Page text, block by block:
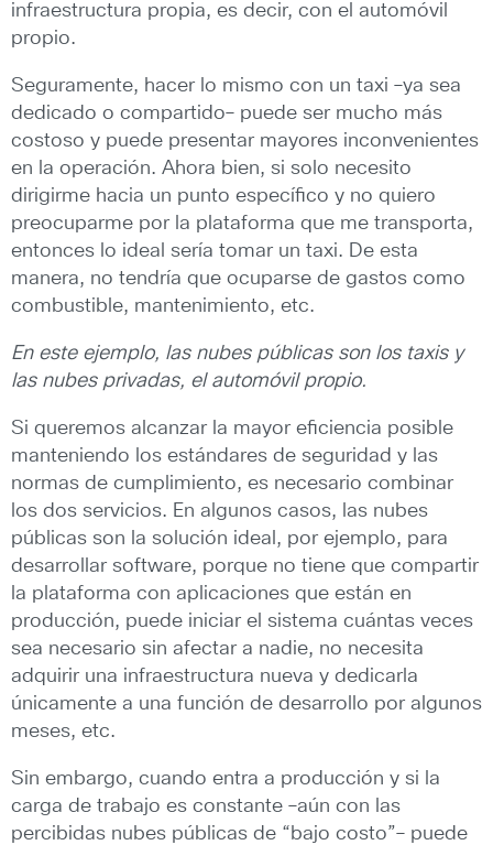
infraestructura propia, es decir, con el automóvil
propio.
Seguramente, hacer lo mismo con un taxi –ya sea
dedicado o compartido– puede ser mucho más
costoso y puede presentar mayores inconvenientes
en la operación. Ahora bien, si solo necesito
dirigirme hacia un punto específico y no quiero
preocuparme por la plataforma que me transporta,
entonces lo ideal sería tomar un taxi. De esta
manera, no tendría que ocuparse de gastos como
combustible, mantenimiento, etc.
En este ejemplo, las nubes públicas son los taxis y
las nubes privadas, el automóvil propio.
Si queremos alcanzar la mayor eficiencia posible
manteniendo los estándares de seguridad y las
normas de cumplimiento, es necesario combinar
los dos servicios. En algunos casos, las nubes
públicas son la solución ideal, por ejemplo, para
desarrollar software, porque no tiene que compartir
la plataforma con aplicaciones que están en
producción, puede iniciar el sistema cuántas veces
sea necesario sin afectar a nadie, no necesita
adquirir una infraestructura nueva y dedicarla
únicamente a una función de desarrollo por algunos
meses, etc.
Sin embargo, cuando entra a producción y si la
carga de trabajo es constante –aún con las
percibidas nubes públicas de “bajo costo”– puede